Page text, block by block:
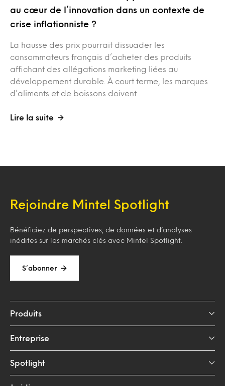
au cœur de l’innovation dans un contexte de
crise inflationniste ?
La hausse des prix pourrait dissuader les
consommateurs français d’acheter des produits
affichant des allégations marketing liées au
développement durable. À court terme, les marques
d’aliments et de boissons doivent…
Lire la suite
Rejoindre Mintel Spotlight
Bénéficiez de perspectives, de données et d’analyses
inédites sur les marchés clés avec Mintel Spotlight.
S’abonner
Produits
Entreprise
Spotlight